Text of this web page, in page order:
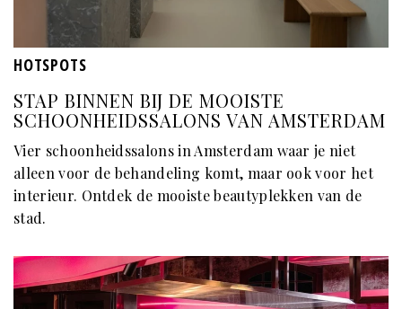
HOTSPOTS
STAP BINNEN BIJ DE MOOISTE
SCHOONHEIDSSALONS VAN AMSTERDAM
Vier schoonheidssalons in Amsterdam waar je niet
alleen voor de behandeling komt, maar ook voor het
interieur. Ontdek de mooiste beautyplekken van de
stad.